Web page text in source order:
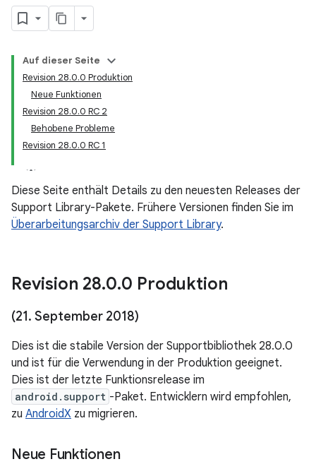
Auf dieser Seite
Revision 28.0.0 Produktion
Neue Funktionen
Revision 28.0.0 RC 2
Behobene Probleme
Revision 28.0.0 RC 1
Diese Seite enthält Details zu den neuesten Releases der
Support Library-Pakete. Frühere Versionen finden Sie im
Überarbeitungsarchiv der Support Library.
Revision 28.0.0 Produktion
(21. September 2018)
Dies ist die stabile Version der Supportbibliothek 28.0.0
und ist für die Verwendung in der Produktion geeignet.
Dies ist der letzte Funktionsrelease im
android.support -Paket. Entwicklern wird empfohlen,
zu AndroidX zu migrieren.
Neue Funktionen